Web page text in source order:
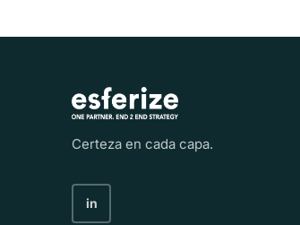
Certeza en cada capa.
in